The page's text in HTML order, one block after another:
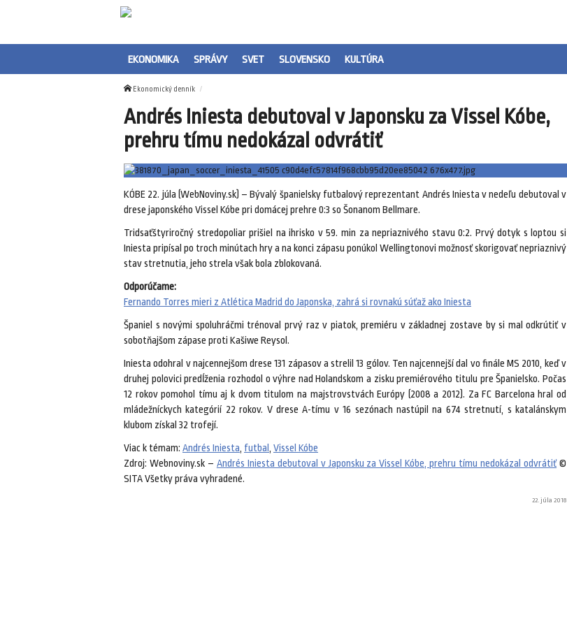
EKONOMIKA SPRÁVY SVET SLOVENSKO KULTÚRA
Ekonomický denník
Andrés Iniesta debutoval v Japonsku za Vissel Kóbe,
prehru tímu nedokázal odvrátiť
KÓBE 22. júla (WebNoviny.sk) – Bývalý španielsky futbalový reprezentant Andrés Iniesta v nedeľu debutoval v
drese japonského Vissel Kóbe pri domácej prehre 0:3 so Šonanom Bellmare.
Tridsaťštyriročný stredopoliar prišiel na ihrisko v 59. min za nepriaznivého stavu 0:2. Prvý dotyk s loptou si
Iniesta pripísal po troch minútach hry a na konci zápasu ponúkol Wellingtonovi možnosť skorigovať nepriaznivý
stav stretnutia, jeho strela však bola zblokovaná.
Odporúčame:
Fernando Torres mieri z Atlética Madrid do Japonska, zahrá si rovnakú súťaž ako Iniesta
Španiel s novými spoluhráčmi trénoval prvý raz v piatok, premiéru v základnej zostave by si mal odkrútiť v
sobotňajšom zápase proti Kašiwe Reysol.
Iniesta odohral v najcennejšom drese 131 zápasov a strelil 13 gólov. Ten najcennejší dal vo finále MS 2010, keď v
druhej polovici predĺženia rozhodol o výhre nad Holandskom a zisku premiérového titulu pre Španielsko. Počas
12 rokov pomohol tímu aj k dvom titulom na majstrovstvách Európy (2008 a 2012). Za FC Barcelona hral od
mládežníckych kategórií 22 rokov. V drese A-tímu v 16 sezónach nastúpil na 674 stretnutí, s katalánskym
klubom získal 32 trofejí.
Viac k témam: Andrés Iniesta, futbal , Vissel Kóbe
Zdroj: Webnoviny.sk – Andrés Iniesta debutoval v Japonsku za Vissel Kóbe, prehru tímu nedokázal odvrátiť©
SITA Všetky práva vyhradené.
22. júla 2018